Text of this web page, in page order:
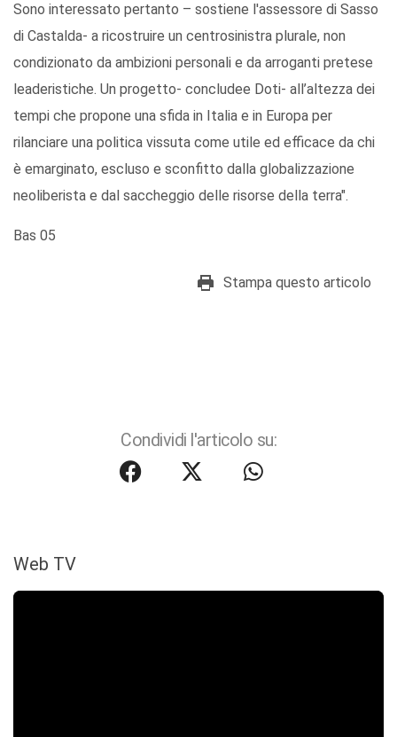
Sono interessato pertanto – sostiene l'assessore di Sasso
di Castalda- a ricostruire un centrosinistra plurale, non
condizionato da ambizioni personali e da arroganti pretese
leaderistiche. Un progetto- concludee Doti- all’altezza dei
tempi che propone una sfida in Italia e in Europa per
rilanciare una politica vissuta come utile ed efficace da chi
è emarginato, escluso e sconfitto dalla globalizzazione
neoliberista e dal saccheggio delle risorse della terra".
Bas 05
Stampa questo articolo
Condividi l'articolo su:
Web TV